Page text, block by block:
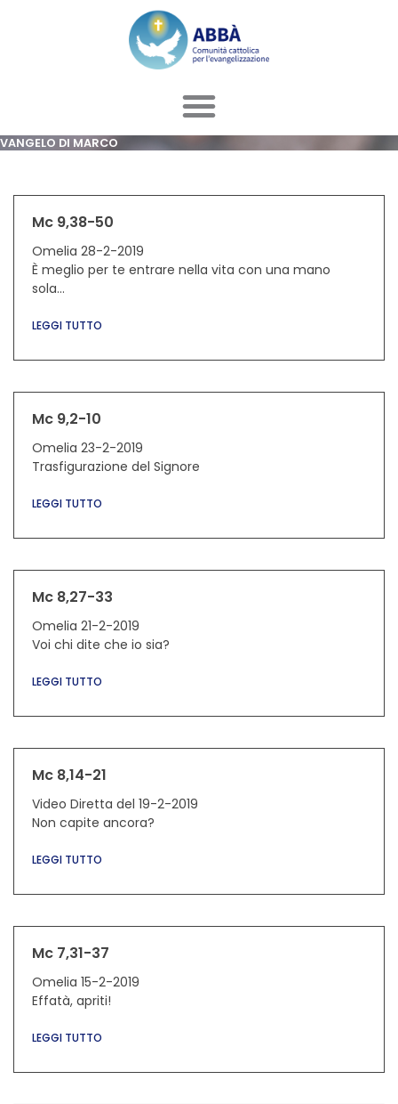
VANGELO DI MARCO
Mc 9,38-50
Omelia 28-2-2019
È meglio per te entrare nella vita con una mano
sola…
LEGGI TUTTO
Mc 9,2-10
Omelia 23-2-2019
Trasfigurazione del Signore
LEGGI TUTTO
Mc 8,27-33
Omelia 21-2-2019
Voi chi dite che io sia?
LEGGI TUTTO
Mc 8,14-21
Video Diretta del 19-2-2019
Non capite ancora?
LEGGI TUTTO
Mc 7,31-37
Omelia 15-2-2019
Effatà, apriti!
LEGGI TUTTO